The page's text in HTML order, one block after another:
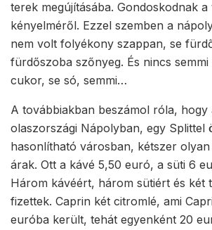
terek megújításába. Gondoskodnak a
kényelméről. Ezzel szemben a
nem volt folyékony szappan, se
fürdőszoba szőnyeg. És nincs
cukor, se só, semmi…
A továbbiakban beszámol róla, hogy
olaszországi Nápolyban, egy Splittel
hasonlítható városban, kétszer olyan
árak. Ott a kávé 5,50 euró, a süti 6
Három kávéért, három sütiért és két
fizettek. Caprin két citromlé, ami
euróba került, tehát egyenként 20